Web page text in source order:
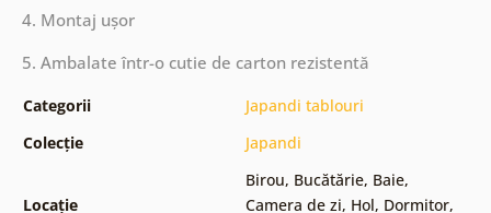
4. Montaj ușor
5. Ambalate într-o cutie de carton rezistentă
Categorii
Japandi tablouri
Colecție
Japandi
Locație
Birou, Bucătărie, Baie,
Camera de zi, Hol, Dormitor,